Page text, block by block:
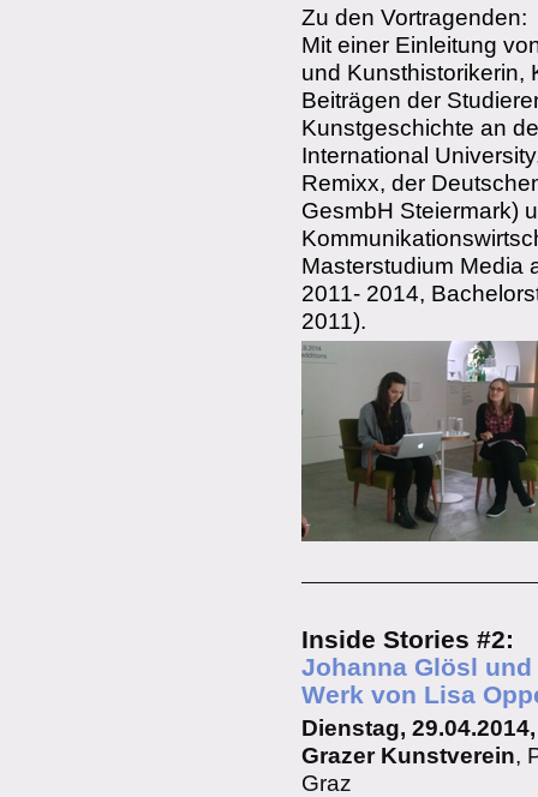
Zu den Vortragenden:
Mit einer Einleitung
und Kunsthistorikerin,
Beiträgen der
Kunstgeschichte an
International
Remixx, der
GesmbH Steiermark)
Masterstudium Media
2011- 2014,
2011).
Inside Stories #2:
Johanna Glösl
Werk von Lisa
Dienstag,
Grazer Kunstverein,
Graz